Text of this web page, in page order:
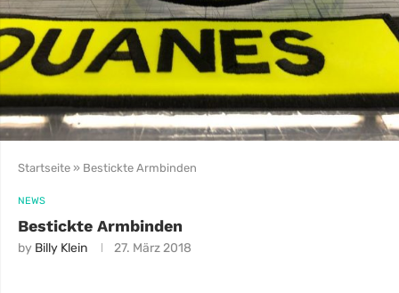
Startseite » Bestickte Armbinden
NEWS
Bestickte Armbinden
by Billy Klein 27. März 2018